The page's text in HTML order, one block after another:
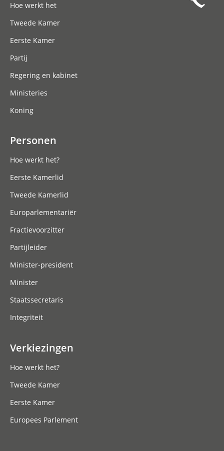
Hoe werkt het
Tweede Kamer
Eerste Kamer
Partij
Regering en kabinet
Ministeries
Koning
Personen
Hoe werkt het?
Eerste Kamerlid
Tweede Kamerlid
Europarlementariër
Fractievoorzitter
Partijleider
Minister-president
Minister
Staatssecretaris
Integriteit
Verkiezingen
Hoe werkt het?
Tweede Kamer
Eerste Kamer
Europees Parlement